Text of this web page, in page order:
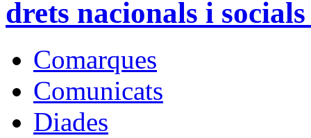
drets nacionals i
Comarques
Comunicats
Diades